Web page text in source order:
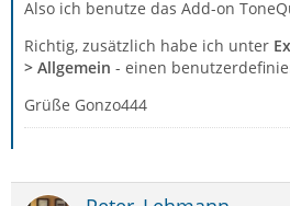
Also ich benutze das Add-on
Richtig, zusätzlich habe ich unter
> Allgemein - einen
Grüße Gonzo444